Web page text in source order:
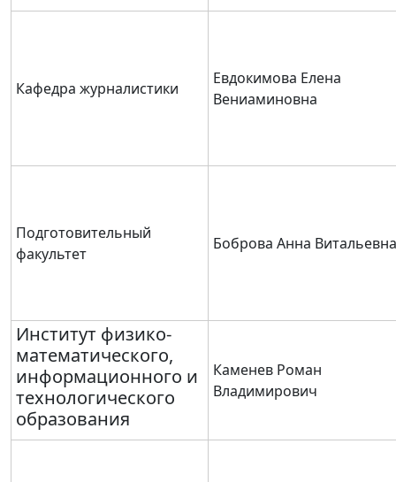
Кафедра журналистики
Евдокимова Елена
Вениаминовна
Подготовительный
факультет
Боброва Анна Витальевна
Институт физико-
математического,
информационного и
технологического
образования
Каменев Роман
Владимирович